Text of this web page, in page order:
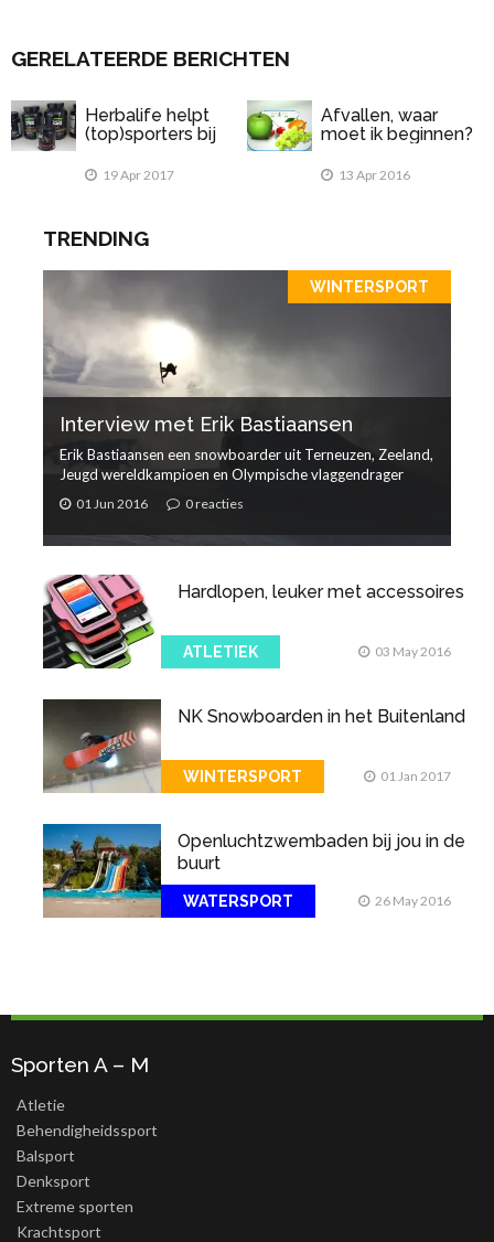
GERELATEERDE BERICHTEN
Herbalife helpt
(top)sporters bij
hun prestaties
19 Apr 2017
Afvallen, waar
moet ik beginnen?
13 Apr 2016
TRENDING
WINTERSPORT
Interview met Erik Bastiaansen
Erik Bastiaansen een snowboarder uit Terneuzen, Zeeland,
Jeugd wereldkampioen en Olympische vlaggendrager
01 Jun 2016 0 reacties
Hardlopen, leuker met accessoires
ATLETIEK 03 May 2016
NK Snowboarden in het Buitenland
WINTERSPORT 01 Jan 2017
Openluchtzwembaden bij jou in de
buurt
WATERSPORT 26 May 2016
Sporten A – M
Atletie
Behendigheidssport
Balsport
Denksport
Extreme sporten
Krachtsport